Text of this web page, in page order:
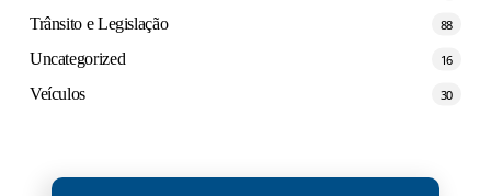
Trânsito e Legislação 88
Uncategorized 16
Veículos 30